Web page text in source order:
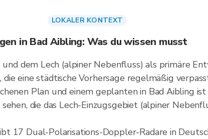
LOKALER KONTEXT
in Bad Aibling: Was du wissen musst
dem Lech (alpiner Nebenfluss) als primäre
die eine städtische Vorhersage regelmäßig
Plan und einem geplanten in Bad Aibling
die das Lech-Einzugsgebiet (alpiner
17 Dual-Polarisations-Doppler-Radare in